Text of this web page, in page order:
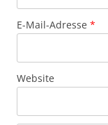
E-Mail-Adresse *
Website